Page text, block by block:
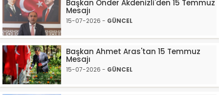
Başkan Önder Akdenizli'den 15 Temmuz
Mesajı
15-07-2026 - GÜNCEL
Başkan Ahmet Aras'tan 15 Temmuz
Mesajı
15-07-2026 - GÜNCEL